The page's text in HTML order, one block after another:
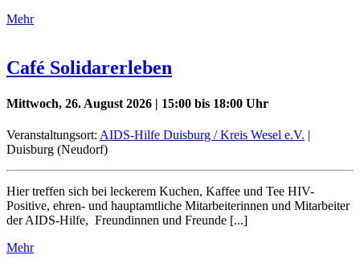
Mehr
Café Solidarerleben
Mittwoch, 26. August 2026 | 15:00 bis 18:00 Uhr
Veranstaltungsort: AIDS-Hilfe Duisburg / Kreis Wesel e.V. |
Duisburg (Neudorf)
Hier treffen sich bei leckerem Kuchen, Kaffee und Tee HIV-
Positive, ehren- und hauptamtliche Mitarbeiterinnen und Mitarbeiter
der AIDS-Hilfe, Freundinnen und Freunde [...]
Mehr